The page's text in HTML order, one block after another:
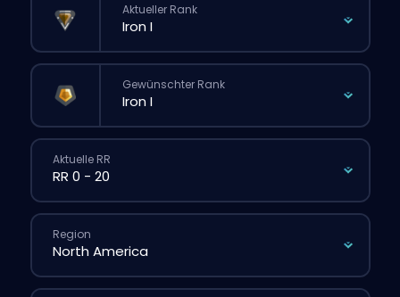
Aktueller Rank
Gewünschter Rank
Aktuelle RR
Region